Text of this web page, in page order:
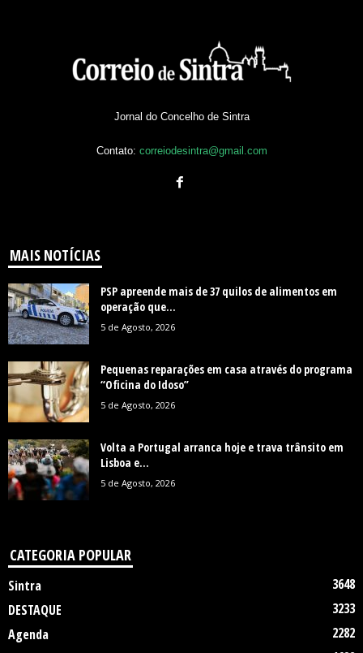
Jornal do Concelho de Sintra
Contato: correiodesintra@gmail.com
MAIS NOTÍCIAS
PSP apreende mais de 37 quilos de alimentos em
operação que...
5 de Agosto, 2026
Pequenas reparações em casa através do programa
“Oficina do Idoso”
5 de Agosto, 2026
Volta a Portugal arranca hoje e trava trânsito em
Lisboa e...
5 de Agosto, 2026
CATEGORIA POPULAR
Sintra
3648
DESTAQUE
3233
Agenda
2282